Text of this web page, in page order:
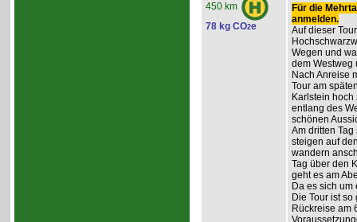
450 km
78 kg CO2e
Für die
anmelden.
Auf dieser
Wegen und
dem Westweg
Nach Anreise
Tour am
Karlstein
entlang des
schönen
Am dritten
steigen auf
wandern
Tag über den
geht es am
Da es sich
Die Tour ist
Rückreise am